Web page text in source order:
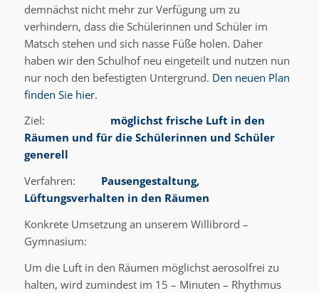
demnächst nicht mehr zur Verfügung um zu
verhindern, dass die Schülerinnen und Schüler im
Matsch stehen und sich nasse Füße holen. Daher
haben wir den Schulhof neu eingeteilt und nutzen nun
nur noch den befestigten Untergrund. Den neuen Plan
finden Sie hier.
Ziel: möglichst frische Luft in den
Räumen und für die Schülerinnen und Schüler
generell
Verfahren: Pausengestaltung,
Lüftungsverhalten in den Räumen
Konkrete Umsetzung an unserem Willibrord –
Gymnasium:
Um die Luft in den Räumen möglichst aerosolfrei zu
halten, wird zumindest im 15 – Minuten – Rhythmus